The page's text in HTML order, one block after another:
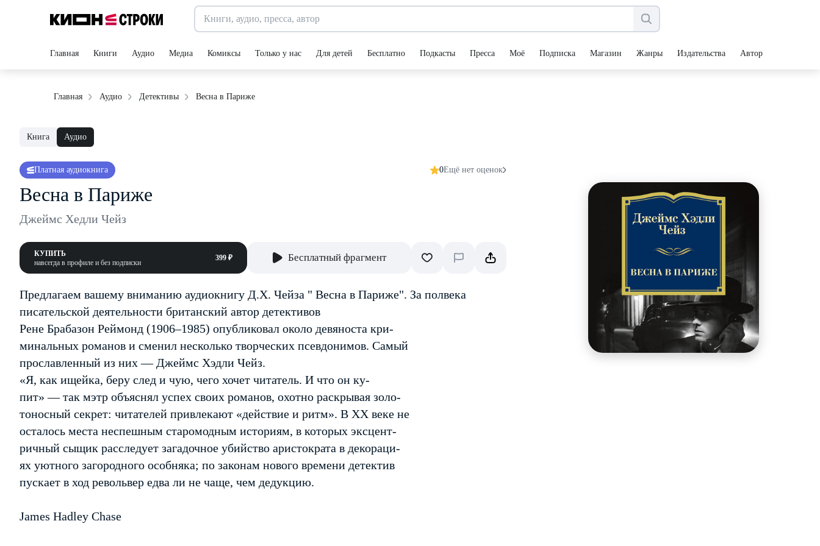
Главная Книги Аудио Медиа Комиксы Только у нас Для детей Бесплатно Подкасты Пресса Моё Подписка Магазин Жанры Издательства Авторы
Главная Аудио Детективы Весна в Париже
Книга Аудио
Платная аудиокнига 0Ещё нет оценок
Весна в Париже
Джеймс Хедли Чейз
КУПИТЬ
навсегда в профиле и без подписки
399 ₽ Бесплатный фрагмент
Предлагаем вашему вниманию аудиокнигу Д.Х. Чейза " Весна в Париже". За полвека
писательской деятельности британский автор детективов
Рене Брабазон Реймонд (1906–1985) опубликовал около девяноста кри-
минальных романов и сменил несколько творческих псевдонимов. Самый
прославленный из них — Джеймс Хэдли Чейз.
«Я, как ищейка, беру след и чую, чего хочет читатель. И что он ку-
пит» — так мэтр объяснял успех своих романов, охотно раскрывая золо-
тоносный секрет: читателей привлекают «действие и ритм». В XX веке не
осталось места неспешным старомодным историям, в которых эксцент-
ричный сыщик расследует загадочное убийство аристократа в декораци-
ях уютного загородного особняка; по законам нового времени детектив
пускает в ход револьвер едва ли не чаще, чем дедукцию.
James Hadley Chase